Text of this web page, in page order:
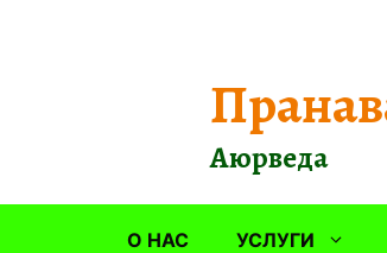
Аюрведа
О НАС УСЛУГИ